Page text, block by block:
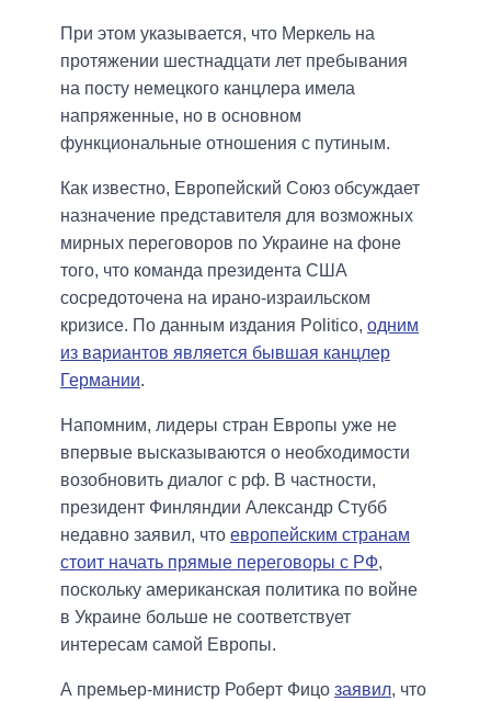
При этом указывается, что Меркель на
протяжении шестнадцати лет пребывания
на посту немецкого канцлера имела
напряженные, но в основном
функциональные отношения с путиным.
Как известно, Европейский Союз обсуждает
назначение представителя для возможных
мирных переговоров по Украине на фоне
того, что команда президента США
сосредоточена на ирано-израильском
кризисе. По данным издания Politico, одним
из вариантов является бывшая канцлер
Германии.
Напомним, лидеры стран Европы уже не
впервые высказываются о необходимости
возобновить диалог с рф. В частности,
президент Финляндии Александр Стубб
недавно заявил, что европейским странам
стоит начать прямые переговоры с РФ,
поскольку американская политика по войне
в Украине больше не соответствует
интересам самой Европы.
А премьер-министр Роберт Фицо заявил, что